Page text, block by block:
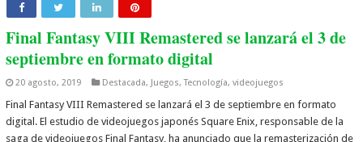
Final Fantasy VIII Remastered se lanzará el 3 de
septiembre en formato digital
20 agosto, 2019 Destacada, Juegos,Tecnología,videojuegos
Final Fantasy VIII Remastered se lanzará el 3 de septiembre en formato
digital. El estudio de videojuegos japonés Square Enix, responsable de la
saga de videojuegos Final Fantasy, ha anunciado que la remasterización de